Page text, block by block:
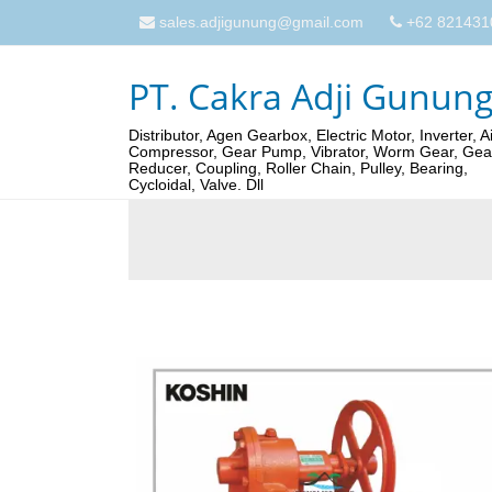
sales.adjigunung@gmail.com +62
PT. Cakra Adji Gunung
Distributor, Agen Gearbox, Electric Motor, Inverter,
Compressor, Gear Pump, Vibrator, Worm Gear,
Reducer, Coupling, Roller Chain, Pulley, Bearing,
Cycloidal, Valve. Dll